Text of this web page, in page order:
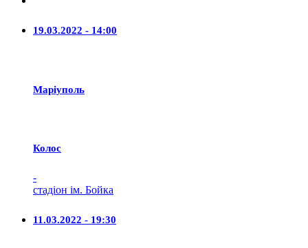
19.03.2022 - 14:00
Маріуполь
Колос
-
стадіон ім. Бойка
11.03.2022 - 19:30